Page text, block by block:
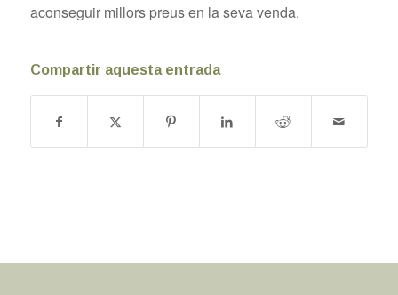
aconseguir millors preus en la seva venda.
Compartir aquesta entrada